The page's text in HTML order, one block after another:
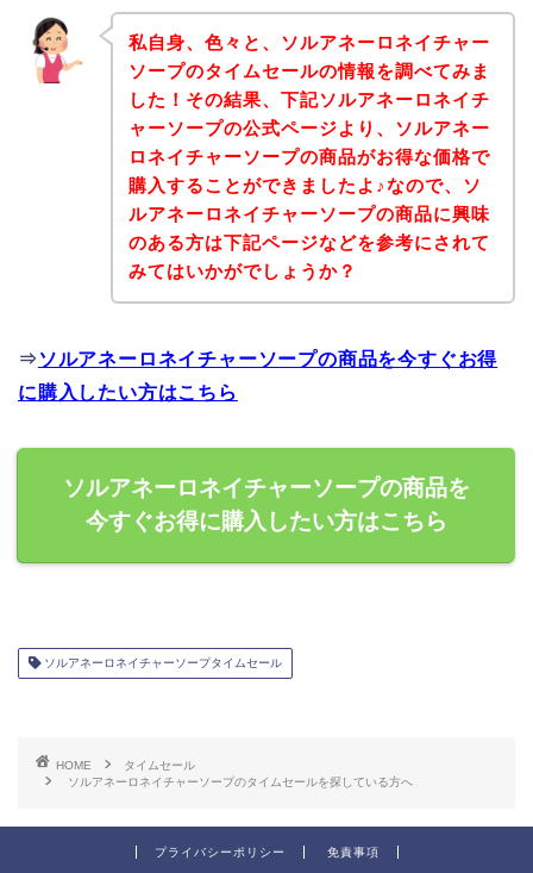
私自身、色々と、ソルアネーロネイチャー
ソープのタイムセールの情報を調べてみま
した！その結果、下記ソルアネーロネイチ
ャーソープの公式ページより、ソルアネー
ロネイチャーソープの商品がお得な価格で
購入することができましたよ♪なので、ソ
ルアネーロネイチャーソープの商品に興味
のある方は下記ページなどを参考にされて
みてはいかがでしょうか？
⇒ ソルアネーロネイチャーソープの商品を今すぐお得
に購入したい方はこちら
ソルアネーロネイチャーソープの商品を
今すぐお得に購入したい方はこちら
ソルアネーロネイチャーソープタイムセール
HOME
タイムセール
ソルアネーロネイチャーソープのタイムセールを探している方へ
プライバシーポリシー 免責事項